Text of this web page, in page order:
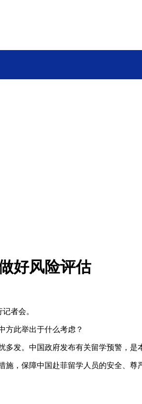
好风险评估
者会。
此举出于什么考虑？
。中国政府发布有关留学预警，是
，保障中国赴菲留学人员的安全、尊